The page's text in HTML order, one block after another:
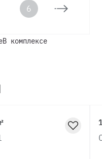
6 5
В комплексе